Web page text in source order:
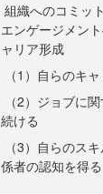
組織へのコミッ
エンゲージメン
ャリア形成
（1）自らのキ
（2）ジョブに
続ける
（3）自らのス
係者の認知を得る